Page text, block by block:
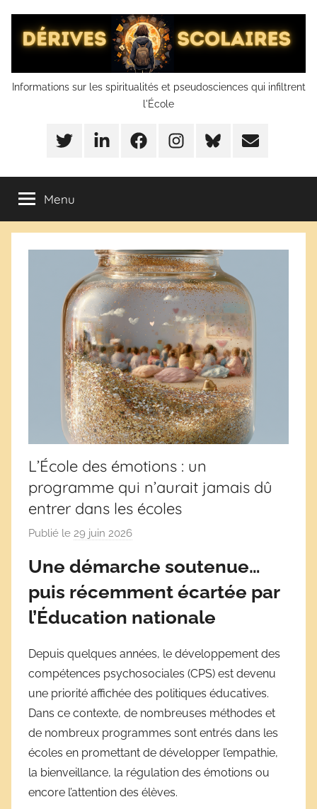
contenu
Dérives
scolaires
Informations sur les spiritualités et pseudosciences qui infiltrent
l'École
Twitter LinkedInFacebookInstagramBlueSkyMail
Menu
L’École des émotions : un
programme qui n’aurait jamais dû
entrer dans les écoles
Publié le 29 juin 2026
r
D
r
v
e
s
s
c
o
l
a
Une démarche soutenue…
puis récemment écartée par
l’Éducation nationale
Depuis quelques années, le développement des
compétences psychosociales (CPS) est devenu
une priorité affichée des politiques éducatives.
Dans ce contexte, de nombreuses méthodes et
de nombreux programmes sont entrés dans les
écoles en promettant de développer l’empathie,
la bienveillance, la régulation des émotions ou
encore l’attention des élèves.